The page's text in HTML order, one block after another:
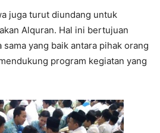
juga turut diundang untuk
Alquran. Hal ini bertujuan
yang baik antara pihak orang
program kegiatan yang